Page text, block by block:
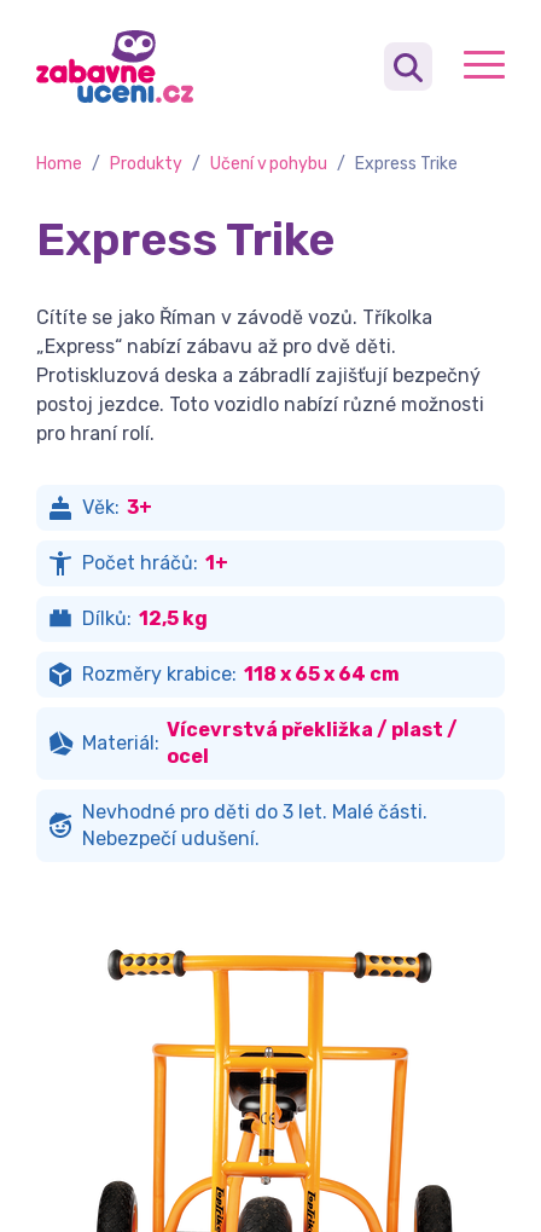
Home / Produkty / Učení v pohybu / Express Trike
Express Trike
Cítíte se jako Říman v závodě vozů. Tříkolka
„Express“ nabízí zábavu až pro dvě děti.
Protiskluzová deska a zábradlí zajišťují bezpečný
postoj jezdce. Toto vozidlo nabízí různé možnosti
pro hraní rolí.
Věk: 3+
Počet hráčů: 1+
Dílků: 12,5 kg
Rozměry krabice: 118 x 65 x 64 cm
Materiál:
Vícevrstvá překližka / plast /
ocel
Nevhodné pro děti do 3 let. Malé části.
Nebezpečí udušení.